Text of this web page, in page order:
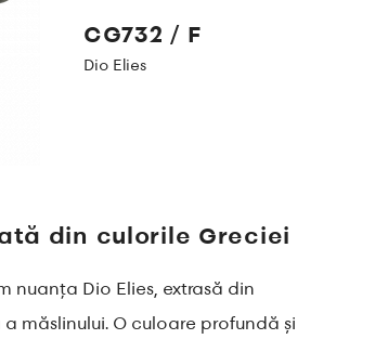
CG732 / F
Dio Elies
din culorile Greciei
nuanța Dio Elies, extrasă din
măslinului. O culoare profundă și